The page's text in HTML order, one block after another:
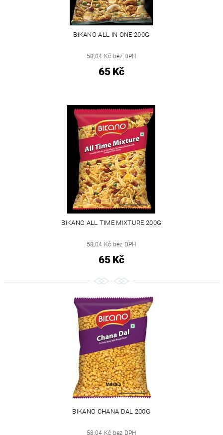
BIKANO ALL IN ONE 200G
58,04 Kč bez DPH
65 Kč
BIKANO ALL TIME MIXTURE 200G
58,04 Kč bez DPH
65 Kč
BIKANO CHANA DAL 200G
58,04 Kč bez DPH